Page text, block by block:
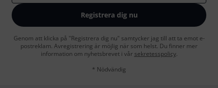
Registrera dig nu
Genom att klicka på "Registrera dig nu" samtycker jag till att ta emot e-
postreklam. Avregistrering är möjlig när som helst. Du finner mer
information om nyhetsbrevet i vår sekretesspolicy.
* Nödvändig